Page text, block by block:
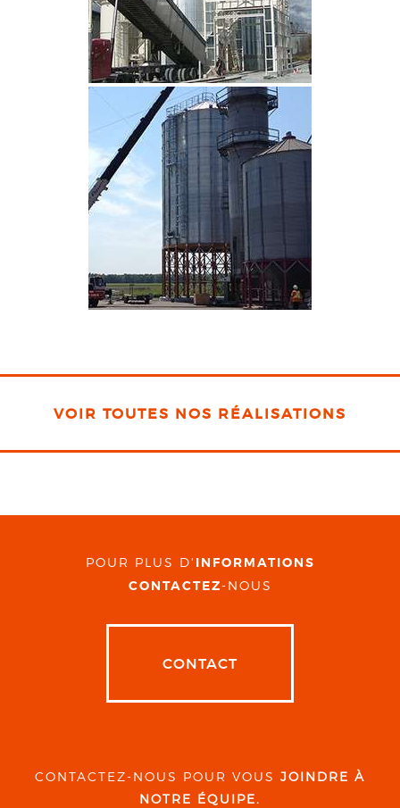
CLIQUEZ POUR AGRANDIR
VOIR TOUTES NOS RÉALISATIONS
POUR PLUS D' INFORMATIONS
CONTACTEZ-NOUS
CONTACT
CONTACTEZ-NOUS POUR VOUS JOINDRE À
NOTRE ÉQUIPE.